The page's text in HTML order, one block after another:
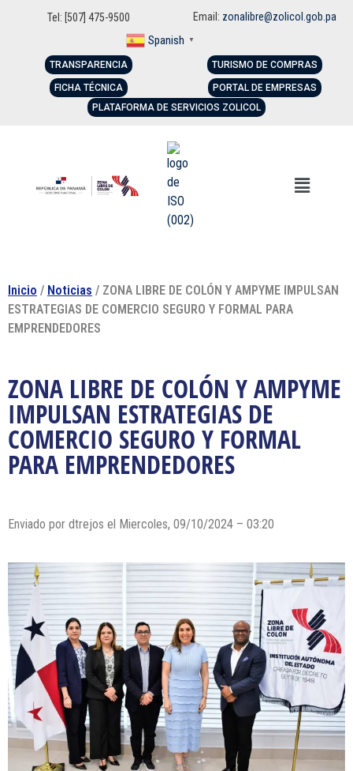
Tel: [507] 475-9500 Email: zonalibre@zolicol.gob.pa
Spanish ▼
TRANSPARENCIA
FICHA TÉCNICA
TURISMO DE COMPRAS
PORTAL DE EMPRESAS
PLATAFORMA DE SERVICIOS ZOLICOL
Inicio / Noticias / ZONA LIBRE DE COLÓN Y AMPYME IMPULSAN
ESTRATEGIAS DE COMERCIO SEGURO Y FORMAL PARA
EMPRENDEDORES
ZONA LIBRE DE COLÓN Y AMPYME
IMPULSAN ESTRATEGIAS DE
COMERCIO SEGURO Y FORMAL
PARA EMPRENDEDORES
Enviado por dtrejos el Miercoles, 09/10/2024 – 03:20